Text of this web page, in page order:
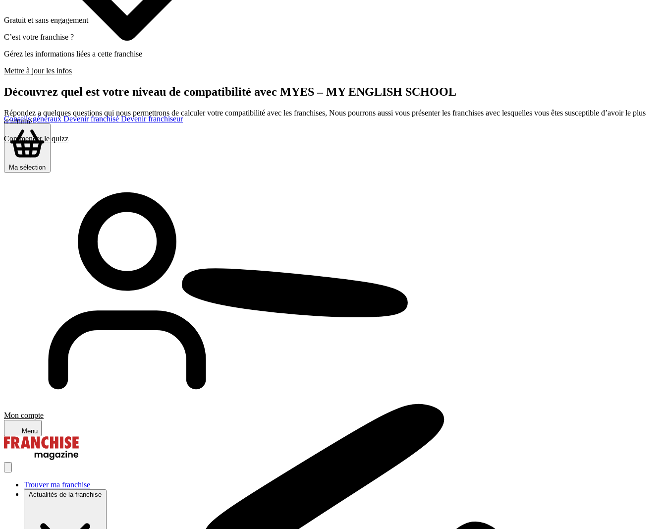
Conseils généraux Devenir franchisé Devenir franchiseur
Ma sélection
Mon compte
Menu
Trouver ma franchise
Actualités de la franchise
Gratuit et sans engagement
C’est votre franchise ?
Gérez les informations liées a cette franchise
Mettre à jour les infos
Découvrez quel est votre niveau de compatibilité avec MYES – MY ENGLISH SCHOOL
Répondez a quelques questions qui nous permettrons de calculer votre compatibilité avec les franchises, Nous pourrons aussi vous présenter les franchises avec lesquelles vous êtes susceptible d’avoir le plus
d’affinité
Commencer le quizz